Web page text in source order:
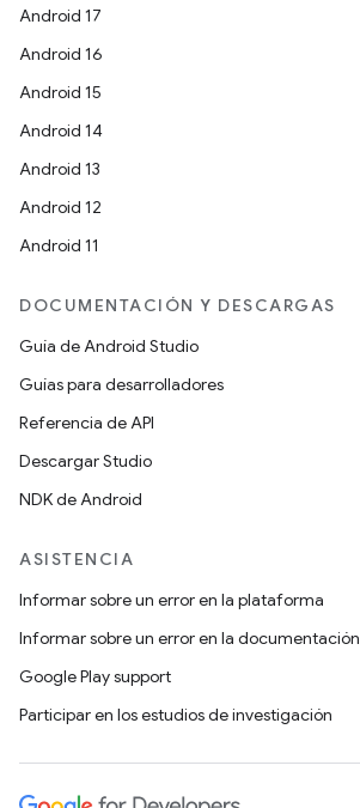
Android 17
Android 16
Android 15
Android 14
Android 13
Android 12
Android 11
DOCUMENTACIÓN Y DESCARGAS
Guía de Android Studio
Guías para desarrolladores
Referencia de API
Descargar Studio
NDK de Android
ASISTENCIA
Informar sobre un error en la plataforma
Informar sobre un error en la documentación
Google Play support
Participar en los estudios de investigación